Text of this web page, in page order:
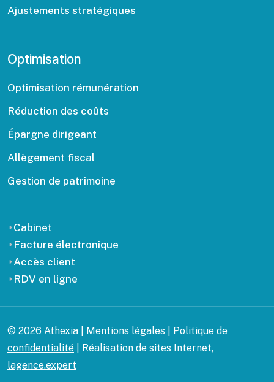
Ajustements stratégiques
Optimisation
Optimisation rémunération
Réduction des coûts
Épargne dirigeant
Allègement fiscal
Gestion de patrimoine
Cabinet
Facture électronique
Accès client
RDV en ligne
© 2026 Athexia | Mentions légales
Politique de
confidentialité | Réalisation de sites Internet,
lagence.expert